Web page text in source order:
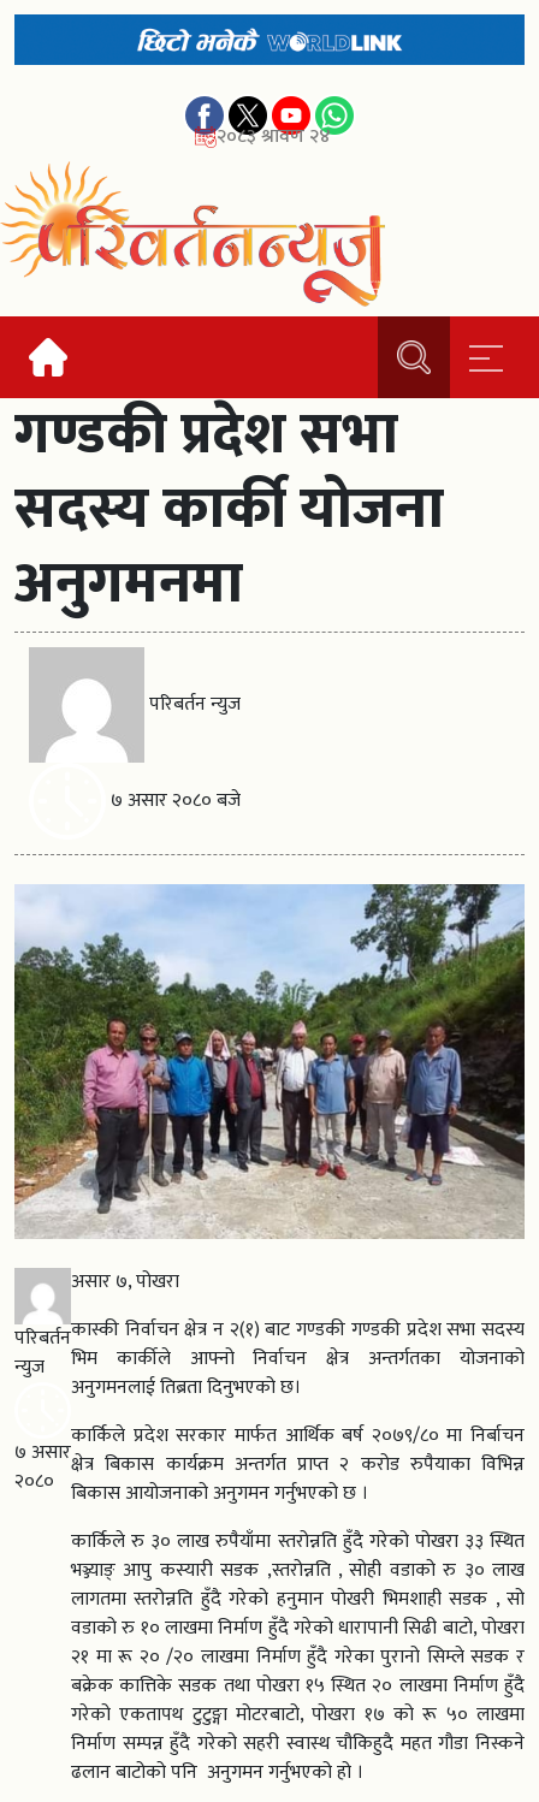
२०८३ श्रावण २४
गण्डकी प्रदेश सभा
सदस्य कार्की योजना
अनुगमनमा
परिबर्तन न्युज
७ असार २०८० बजे
परिबर्तन
न्युज
७ असार
२०८०
असार ७, पोखरा
कास्की निर्वाचन क्षेत्र न २(१) बाट गण्डकी गण्डकी प्रदेश सभा सदस्य
भिम कार्कीले आफ्नो निर्वाचन क्षेत्र अन्तर्गतका योजनाको
अनुगमनलाई तिब्रता दिनुभएको छ।
कार्किले प्रदेश सरकार मार्फत आर्थिक बर्ष २०७९/८० मा निर्बाचन
क्षेत्र बिकास कार्यक्रम अन्तर्गत प्राप्त २ करोड रुपैयाका विभिन्न
बिकास आयोजनाको अनुगमन गर्नुभएको छ ।
कार्किले रु ३० लाख रुपैयाँमा स्तरोन्नति हुँदै गरेको पोखरा ३३ स्थित
भञ्ज्याङ् आपु कस्यारी सडक ,स्तरोन्नति , सोही वडाको रु ३० लाख
लागतमा स्तरोन्नति हुँदै गरेको हनुमान पोखरी भिमशाही सडक , सो
वडाको रु १० लाखमा निर्माण हुँदै गरेको धारापानी सिढी बाटो, पोखरा
२१ मा रू २० /२० लाखमा निर्माण हुँदै गरेका पुरानो सिम्ले सडक र
बक्रेक कात्तिके सडक तथा पोखरा १५ स्थित २० लाखमा निर्माण हुँदै
गरेको एकतापथ टुटुङ्गा मोटरबाटो, पोखरा १७ को रू ५० लाखमा
निर्माण सम्पन्न हुँदै गरेको सहरी स्वास्थ चौकिहुदै महत गौडा निस्कने
ढलान बाटोको पनि अनुगमन गर्नुभएको हो ।